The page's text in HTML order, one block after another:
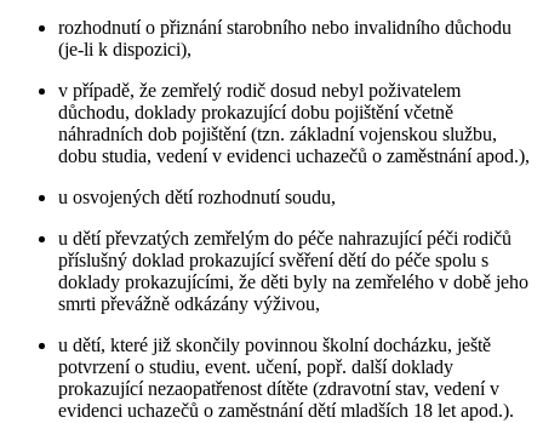
rozhodnutí o přiznání starobního nebo invalidního důchodu
(je-li k dispozici),
v případě, že zemřelý rodič dosud nebyl poživatelem
důchodu, doklady prokazující dobu pojištění včetně
náhradních dob pojištění (tzn. základní vojenskou službu,
dobu studia, vedení v evidenci uchazečů o zaměstnání apod.),
u osvojených dětí rozhodnutí soudu,
u dětí převzatých zemřelým do péče nahrazující péči rodičů
příslušný doklad prokazující svěření dětí do péče spolu s
doklady prokazujícími, že děti byly na zemřelého v době jeho
smrti převážně odkázány výživou,
u dětí, které již skončily povinnou školní docházku, ještě
potvrzení o studiu, event. učení, popř. další doklady
prokazující nezaopatřenost dítěte (zdravotní stav, vedení v
evidenci uchazečů o zaměstnání dětí mladších 18 let apod.).